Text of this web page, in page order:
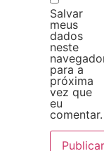
Salvar
meus
dados
neste
para a
próxima
vez que
eu
comentar.